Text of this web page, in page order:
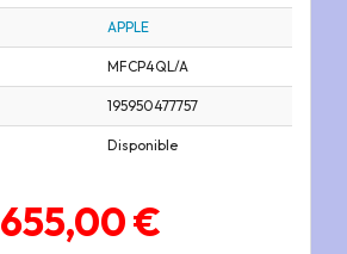
APPLE
MFCP4QL/A
195950477757
Disponible
655,00 €